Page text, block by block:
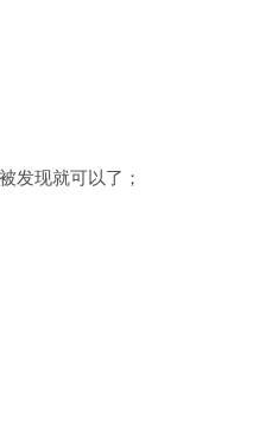
发现就可以了；